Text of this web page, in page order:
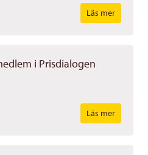
Läs mer
i Prisdialogen
Läs mer